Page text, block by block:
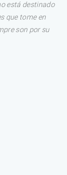
está destinado
que tome en
son por su